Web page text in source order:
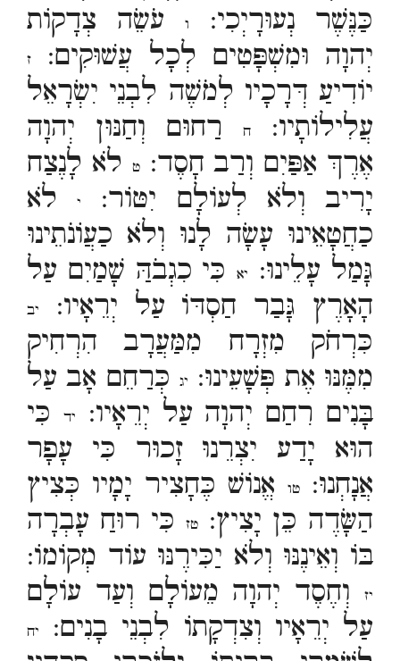
כַּנֶּשֶׁר נְעוּרָיְכִי:
ו
עֹשֵׂה צְדָקוֹת
יְהוָה וּמִשְׁפָּטִים לְכָל עֲשׁוּקִים:
ז
יוֹדִיעַ דְּרָכָיו לְמֹשֶׁה לִבְנֵי יִשְׂרָאֵל
עֲלִילוֹתָיו:
ח
רַחוּם וְחַנּוּן יְהוָה
אֶרֶךְ אַפַּיִם וְרַב חָסֶד:ט לֹא לָנֶצַח
יָרִיב וְלֹא לְעוֹלָם יִטּוֹר:
ילֹא
כַחֲטָאֵינוּ עָשָׂה לָנוּ וְלֹא כַעֲוֹנֹתֵינוּ
גָּמַל עָלֵינוּ:
יאכִּי כִגְבֹהַּ שָׁמַיִם עַל
הָאָרֶץ גָּבַר חַסְדּוֹ עַל יְרֵאָיו:
יב
כִּרְחֹק מִזְרָח מִמַּעֲרָב הִרְחִיק
מִמֶּנּוּ אֶת פְּשָׁעֵינוּ: יג כְּרַחֵם אָב עַל
בָּנִים רִחַם יְהוָה עַל יְרֵאָיו:
יד
כִּי
הוּא יָדַע יִצְרֵנוּ זָכוּר כִּי עָפָר
אֲנָחְנוּ:טו
אֱנוֹשׁ כֶּחָצִיר יָמָיו כְּצִיץ
הַשָּׂדֶה כֵּן יָצִיץ:
טז
כִּי רוּחַ עָבְרָה
בּוֹ וְאֵינֶנּוּ וְלֹא יַכִּירֶנּוּ עוֹד מְקוֹמוֹ:
יז
וְחֶסֶד יְהוָה מֵעוֹלָם וְעַד עוֹלָם
עַל יְרֵאָיו וְצִדְקָתוֹ לִבְנֵי בָנִים:
יח